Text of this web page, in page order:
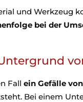
und Werkzeug
bei der
Fall ein Gefälle
Bei einem